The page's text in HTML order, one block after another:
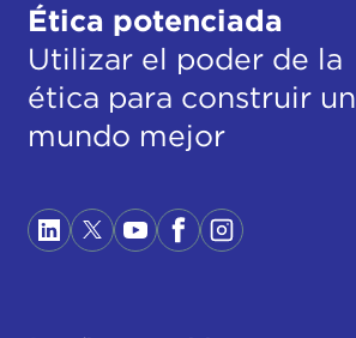
Ética potenciada
Utilizar el poder de la
ética para construir un
mundo mejor